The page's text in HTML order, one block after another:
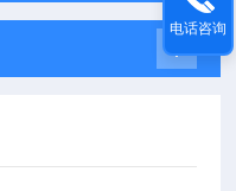
电话咨询